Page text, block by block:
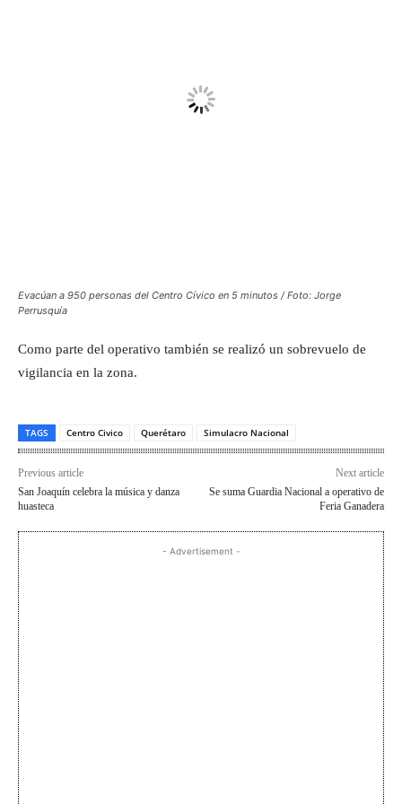
Evacúan a 950 personas del Centro Cívico en 5 minutos / Foto: Jorge
Perrusquía
Como parte del operativo también se realizó un sobrevuelo de
vigilancia en la zona.
TAGS Centro Civico Querétaro Simulacro Nacional
Previous article
San Joaquín celebra la música y danza
huasteca
Next article
Se suma Guardia Nacional a operativo de
Feria Ganadera
- Advertisement -